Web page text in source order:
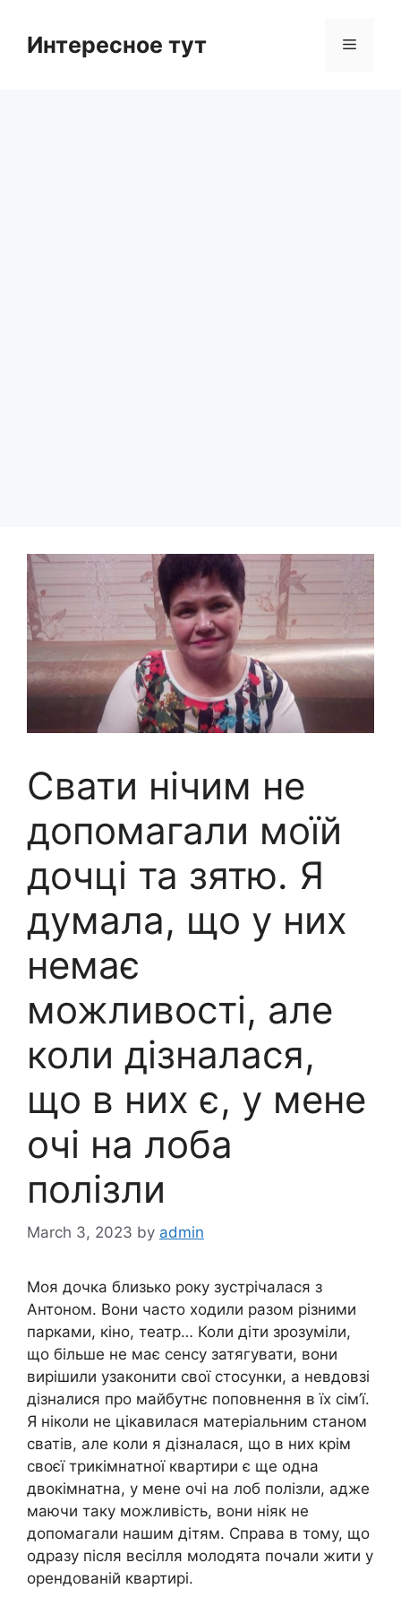
contentИнтересное тут Menu
Свати нічим не
допомагали моїй
дочці та зятю. Я
думала, що у них
немає
можливості, але
коли дізналася,
що в них є, у мене
очі на лоба
полізли
March 3, 2023 by admin
Моя дочка близько року зустрічалася з
Антоном. Вони часто ходили разом різними
парками, кіно, театр… Коли діти зрозуміли,
що більше не має сенсу затягувати, вони
вирішили узаконити свої стосунки, а невдовзі
дізналися про майбутнє поповнення в їх сім’ї.
Я ніколи не цікавилася матеріальним станом
сватів, але коли я дізналася, що в них крім
своєї трикімнатної квартири є ще одна
двокімнатна, у мене очі на лоб полізли, адже
маючи таку можливість, вони ніяк не
допомагали нашим дітям. Справа в тому, що
одразу після весілля молодята почали жити у
орендованій квартирі.